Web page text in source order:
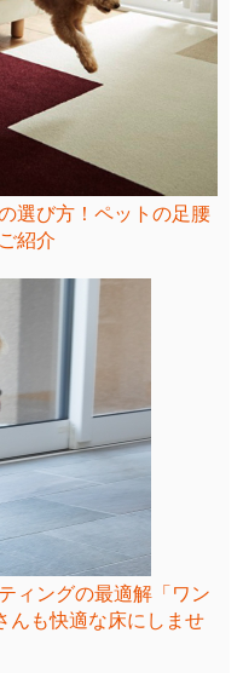
選び方！ペットの足腰
紹介
ィングの最適解「ワン
んも快適な床にしませ